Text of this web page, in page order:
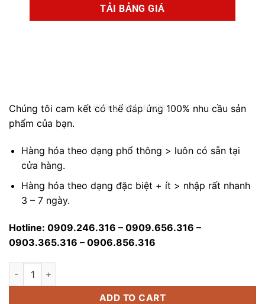
Chúng tôi cam kết có thể đáp ứng 100% nhu cầu sản
phẩm của bạn.
Hàng hóa theo dạng phổ thông > luôn có sẵn tại
cửa hàng.
Hàng hóa theo dạng đặc biệt + ít > nhập rất nhanh
3 – 7 ngày.
Hotline: 0909.246.316 – 0909.656.316 –
0903.365.316 – 0906.856.316
Inox 403 Giá Rẻ quantity
ADD TO CART
Không hiện lại nữa...